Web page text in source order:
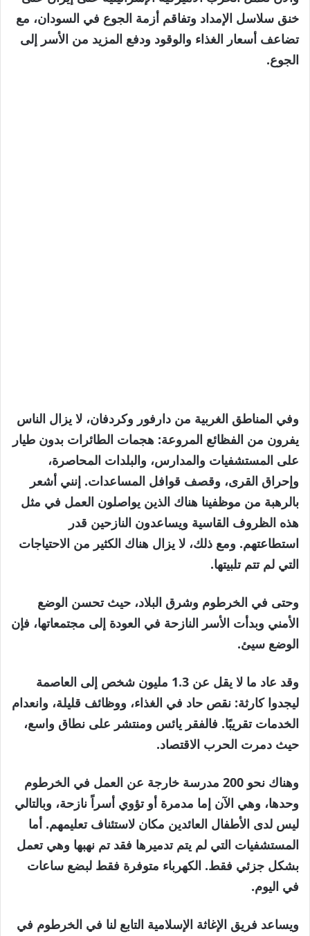
خنق سلاسل الإمداد وتفاقم أزمة الجوع في السودان، مع
تضاعف أسعار الغذاء والوقود ودفع المزيد من الأسر إلى
الجوع.
وفي المناطق الغربية من دارفور وكردفان، لا يزال الناس
يفرون من الفظائع المروعة: هجمات الطائرات بدون طيار
على المستشفيات والمدارس، والبلدات المحاصرة،
وإحراق القرى، وقصف قوافل المساعدات. إنني أشعر
بالرهبة من موظفينا هناك الذين يواصلون العمل في مثل
هذه الظروف القاسية ويساعدون النازحين قدر
استطاعتهم. ومع ذلك، لا يزال هناك الكثير من الاحتياجات
التي لم تتم تلبيتها.
وحتى في الخرطوم وشرق البلاد، حيث تحسن الوضع
الأمني ​​وبدأت الأسر النازحة في العودة إلى مجتمعاتها، فإن
الوضع سيئ.
وقد عاد ما لا يقل عن 1.3 مليون شخص إلى العاصمة
ليجدوا كارثة: نقص حاد في الغذاء، ووظائف قليلة، وانعدام
الخدمات تقريبًا. فالفقر يائس ومنتشر على نطاق واسع،
حيث دمرت الحرب الاقتصاد.
وهناك نحو 200 مدرسة خارجة عن العمل في الخرطوم
وحدها، وهي الآن إما مدمرة أو تؤوي أسراً نازحة، وبالتالي
ليس لدى الأطفال العائدين مكان لاستئناف تعليمهم. أما
المستشفيات التي لم يتم تدميرها فقد تم نهبها وهي تعمل
بشكل جزئي فقط. الكهرباء متوفرة فقط لبضع ساعات
في اليوم.
ويساعد فريق الإغاثة الإسلامية التابع لنا في الخرطوم في